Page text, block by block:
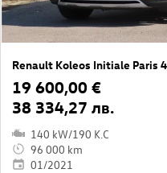
Renault Koleos Initiale Paris
19 600,00 €
38 334,27 лв.
140 kW/190 K.C
96 000 km
01/2021